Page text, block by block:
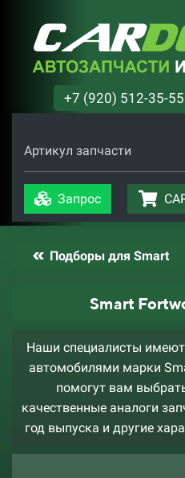
+7 (920) 512-35-55
Артикул запчасти
Запрос
Подборы для Smart
Smart
Наши специалисты
автомобилями марки
помогут вам
качественные аналоги
год выпуска и другие